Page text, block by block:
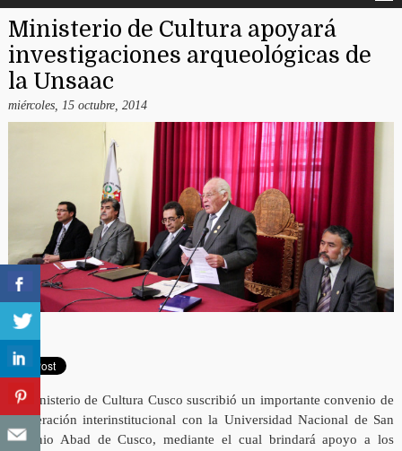
Ministerio de Cultura apoyará
investigaciones arqueológicas de
la Unsaac
miércoles, 15 octubre, 2014
El Ministerio de Cultura Cusco suscribió un importante convenio de
cooperación interinstitucional con la Universidad Nacional de San
Antonio Abad de Cusco, mediante el cual brindará apoyo a los